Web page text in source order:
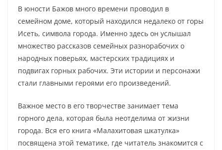
В юности Бажов много времени проводил в
семейном доме, который находился недалеко от горы
Исеть, символа города. Именно здесь он услышал
множество рассказов семейных разнорабочих о
народных поверьях, мастерских традициях и
подвигах горных рабочих. Эти истории и персонажи
стали главными героями его произведений.
Важное место в его творчестве занимает тема
горного дела, которая была неотделима от жизни
города. Вся его книга «Малахитовая шкатулка»
посвящена этой тематике, где читатель знакомится с